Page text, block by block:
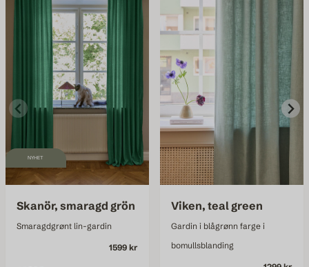
NYHET
Skanör, smaragd grön
Smaragdgrønt lin-gardin
1599 kr
Viken, teal green
Gardin i blågrønn farge i
bomullsblanding